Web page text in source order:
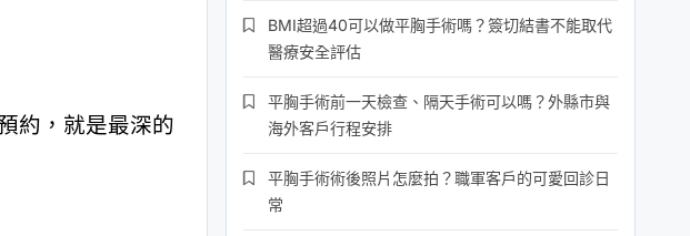
約，就是最深的
BMI超過40可以做平胸手術嗎？簽切結書不能取代
醫療安全評估
平胸手術前一天檢查、隔天手術可以嗎？外縣市與
海外客戶行程安排
平胸手術術後照片怎麼拍？職軍客戶的可愛回診日
常